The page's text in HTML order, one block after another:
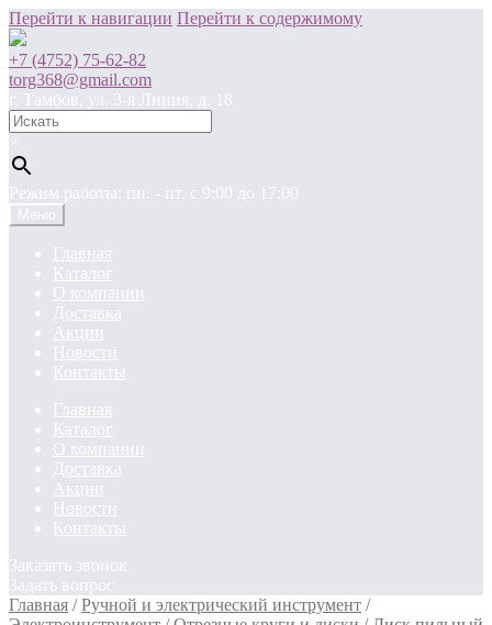
Перейти к навигации Перейти к содержимому
+7 (4752) 75-62-82
torg368@gmail.com
г. Тамбов, ул. 3-я Линия, д. 18
×
Режим работы: пн. - пт. c 9:00 до 17:00
Меню
Главная
Каталог
О компании
Доставка
Акции
Новости
Контакты
Главная
Каталог
О компании
Доставка
Акции
Новости
Контакты
Заказать звонок
Задать вопрос
Главная /Ручной и электрический инструмент /